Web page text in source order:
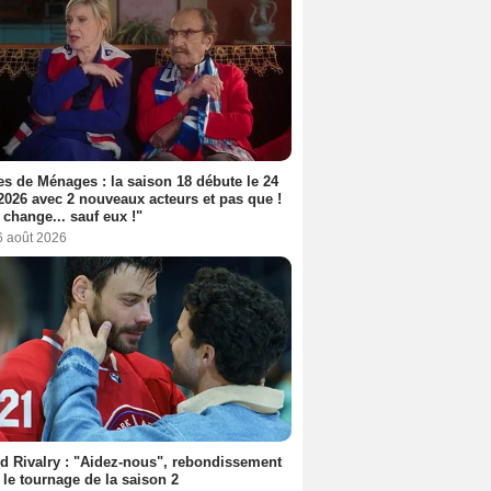
de Ménages : la saison 18 débute le 24
avec 2 nouveaux acteurs et pas que !
sauf eux !"
août 2026
Rivalry : "Aidez-nous", rebondissement
le tournage de la saison 2